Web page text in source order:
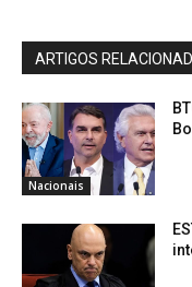
ARTIGOS
Nacionais